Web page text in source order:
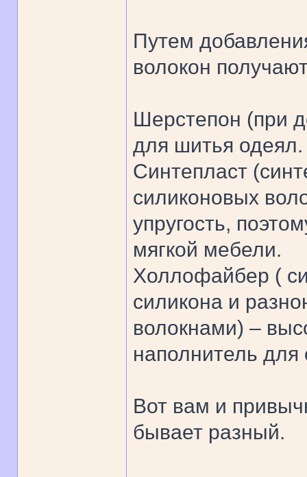
Путем
волокон
Шерстепон (при
для шитья одеял.
Синтепласт
силиконовых
упругость,
мягкой мебели.
Холлофайбер (
силикона и
волокнами) –
наполнитель
Вот вам и
бывает разный.